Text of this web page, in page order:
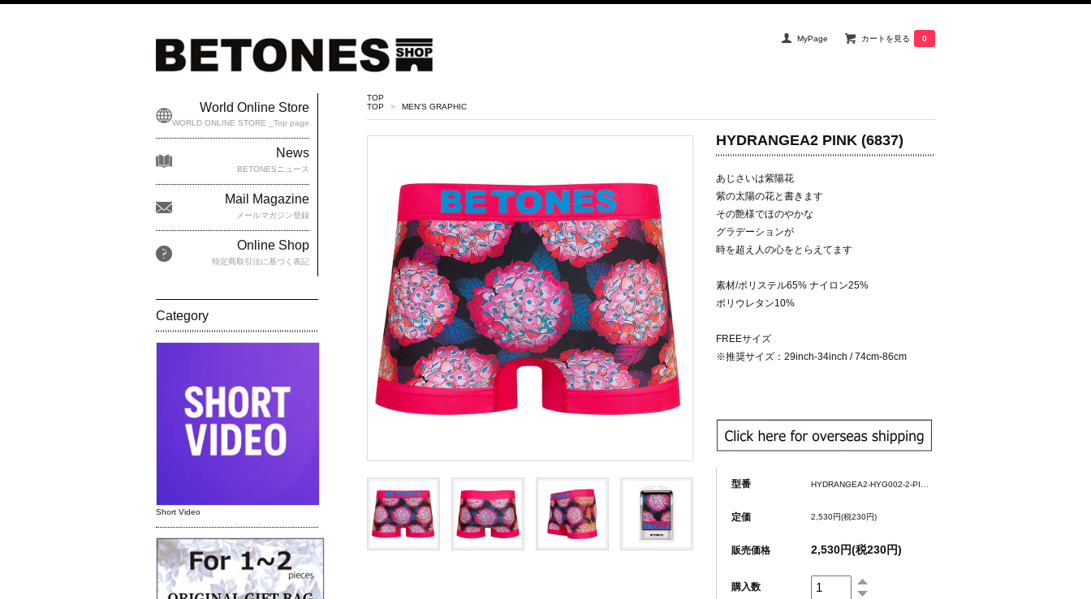
MyPage カートを見る 0
TOP
TOP
> MEN'S GRAPHIC
HYDRANGEA2 PINK (6837)
あじさいは紫陽花
紫の太陽の花と書きます
その艶様でほのやかな
グラデーションが
時を超え人の心をとらえてます
素材/ポリステル65% ナイロン25%
ポリウレタン10%
FREEサイズ
※推奨サイズ：29inch-34inch / 74cm-86cm
型番
定価 2,530円(税230円)
販売価格 2,530円(税230円)
購入数
World Online Store
WORLD ONLINE STORE _Top page
News
BETONESニュース
Mail Magazine
メールマガジン登録
Online Shop
特定商取引法に基づく表記
Category
Short Video